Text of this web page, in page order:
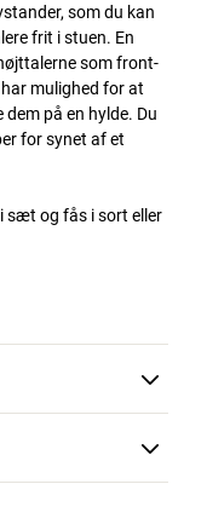
som du kan
frit i stuen. En
som front-
mulighed for at
på en hylde. Du
for synet af et
sæt og fås i sort eller